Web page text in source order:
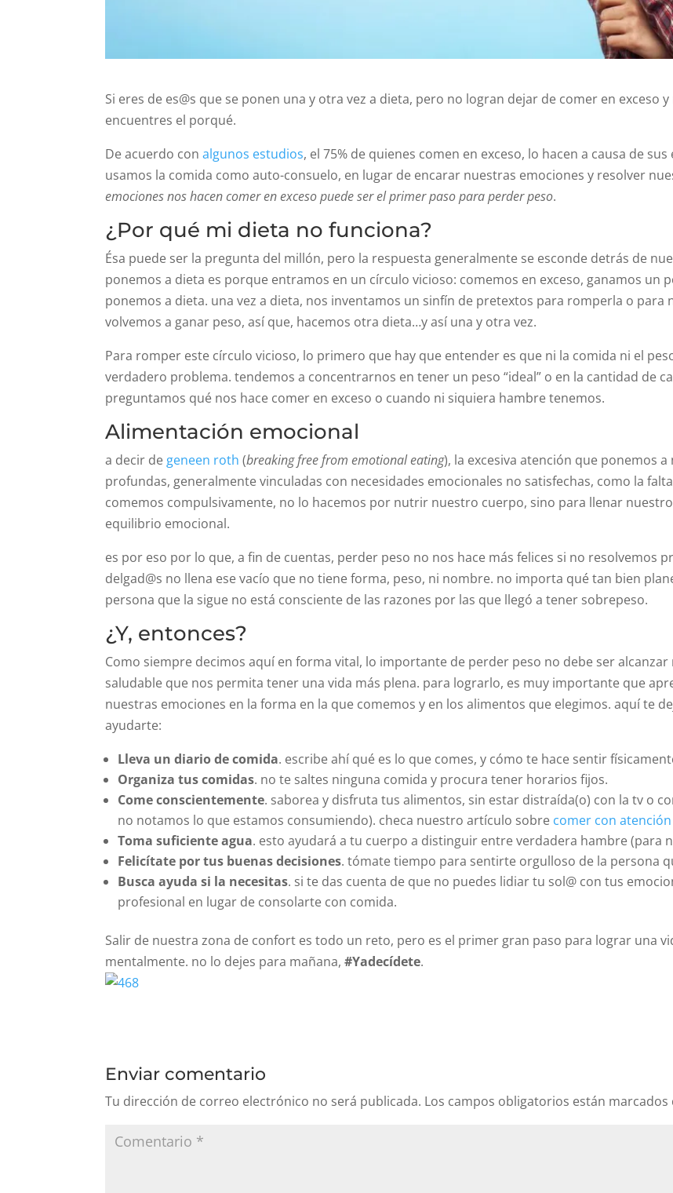
Si eres de es@s que se ponen una y otra vez a dieta, pero no logran dejar de comer en exceso
encuentres el porqué.
De acuerdo conalgunos estudios, el 75% de quienes comen en exceso, lo hacen a causa de
usamos la comida como auto-consuelo, en lugar de encarar nuestras emociones y resolver
emociones nos hacen comer en exceso puede ser el primer paso para perder peso.
¿Por qué mi dieta no funciona?
Ésa puede ser la pregunta del millón, pero la respuesta generalmente se esconde detrás de
ponemos a dieta es porque entramos en un círculo vicioso: comemos en exceso, ganamos un
ponemos a dieta. una vez a dieta, nos inventamos un sinfín de pretextos para romperla o
volvemos a ganar peso, así que, hacemos otra dieta…y así una y otra vez.
Para romper este círculo vicioso, lo primero que hay que entender es que ni la comida ni el
verdadero problema. tendemos a concentrarnos en tener un peso “ideal” o en la cantidad de
preguntamos qué nos hace comer en exceso o cuando ni siquiera hambre tenemos.
Alimentación emocional
a decir de geneen roth (breaking free from emotional eating), la excesiva atención que ponemos
profundas, generalmente vinculadas con necesidades emocionales no satisfechas, como la
comemos compulsivamente, no lo hacemos por nutrir nuestro cuerpo, sino para llenar
equilibrio emocional.
es por eso por lo que, a fin de cuentas, perder peso no nos hace más felices si no resolvemos
delgad@s no llena ese vacío que no tiene forma, peso, ni nombre. no importa qué tan bien
persona que la sigue no está consciente de las razones por las que llegó a tener sobrepeso.
¿Y, entonces?
Como siempre decimos aquí en forma vital, lo importante de perder peso no debe ser
saludable que nos permita tener una vida más plena. para lograrlo, es muy importante que
nuestras emociones en la forma en la que comemos y en los alimentos que elegimos. aquí te
ayudarte:
Lleva un diario de comida. escribe ahí qué es lo que comes, y cómo te hace sentir
Organiza tus comidas. no te saltes ninguna comida y procura tener horarios fijos.
Come conscientemente. saborea y disfruta tus alimentos, sin estar distraída(o) con la tv o
no notamos lo que estamos consumiendo). checa nuestro artículo sobre comer con
Toma suficiente agua. esto ayudará a tu cuerpo a distinguir entre verdadera hambre (para
Felicítate por tus buenas decisiones. tómate tiempo para sentirte orgulloso de la persona
Busca ayuda si la necesitas. si te das cuenta de que no puedes lidiar tu sol@ con tus
profesional en lugar de consolarte con comida.
Salir de nuestra zona de confort es todo un reto, pero es el primer gran paso para lograr una
mentalmente. no lo dejes para mañana,#Yadecídete.
Enviar comentario
Tu dirección de correo electrónico no será publicada. Los campos obligatorios están marcados